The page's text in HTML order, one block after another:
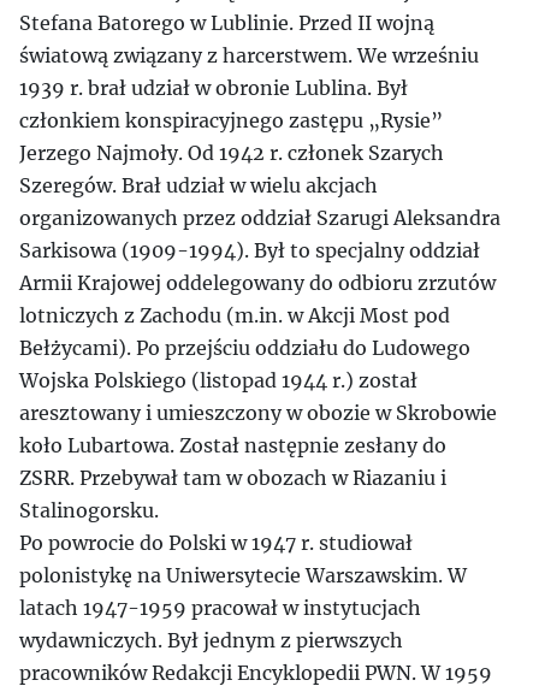
Stefana Batorego w Lublinie. Przed II wojną
światową związany z harcerstwem. We wrześniu
1939 r. brał udział w obronie Lublina. Był
członkiem konspiracyjnego zastępu „Rysie”
Jerzego Najmoły. Od 1942 r. członek Szarych
Szeregów. Brał udział w wielu akcjach
organizowanych przez oddział Szarugi Aleksandra
Sarkisowa (1909-1994). Był to specjalny oddział
Armii Krajowej oddelegowany do odbioru zrzutów
lotniczych z Zachodu (m.in. w Akcji Most pod
Bełżycami). Po przejściu oddziału do Ludowego
Wojska Polskiego (listopad 1944 r.) został
aresztowany i umieszczony w obozie w Skrobowie
koło Lubartowa. Został następnie zesłany do
ZSRR. Przebywał tam w obozach w Riazaniu i
Stalinogorsku.
Po powrocie do Polski w 1947 r. studiował
polonistykę na Uniwersytecie Warszawskim. W
latach 1947-1959 pracował w instytucjach
wydawniczych. Był jednym z pierwszych
pracowników Redakcji Encyklopedii PWN. W 1959